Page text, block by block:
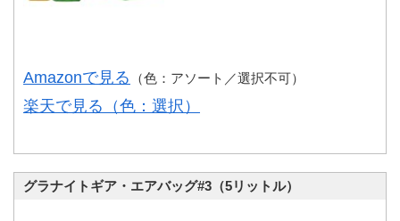
Amazonで見る （色：アソート／選択不可）
楽天で見る（色：選択）
グラナイトギア・エアバッグ#3（5リットル）